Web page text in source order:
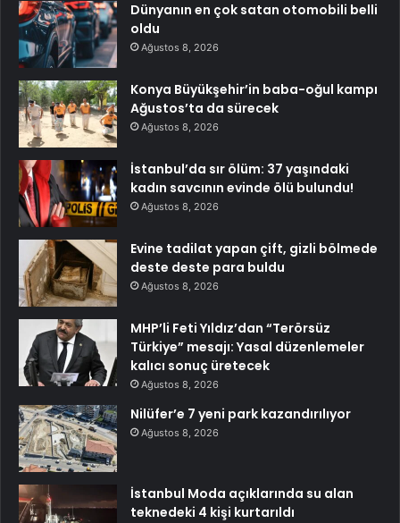
Dünyanın en çok satan otomobili belli
oldu
Ağustos 8, 2026
Konya Büyükşehir’in baba-oğul kampı
Ağustos’ta da sürecek
Ağustos 8, 2026
İstanbul’da sır ölüm: 37 yaşındaki
kadın savcının evinde ölü bulundu!
Ağustos 8, 2026
Evine tadilat yapan çift, gizli bölmede
deste deste para buldu
Ağustos 8, 2026
MHP’li Feti Yıldız’dan “Terörsüz
Türkiye” mesajı: Yasal düzenlemeler
kalıcı sonuç üretecek
Ağustos 8, 2026
Nilüfer’e 7 yeni park kazandırılıyor
Ağustos 8, 2026
İstanbul Moda açıklarında su alan
teknedeki 4 kişi kurtarıldı